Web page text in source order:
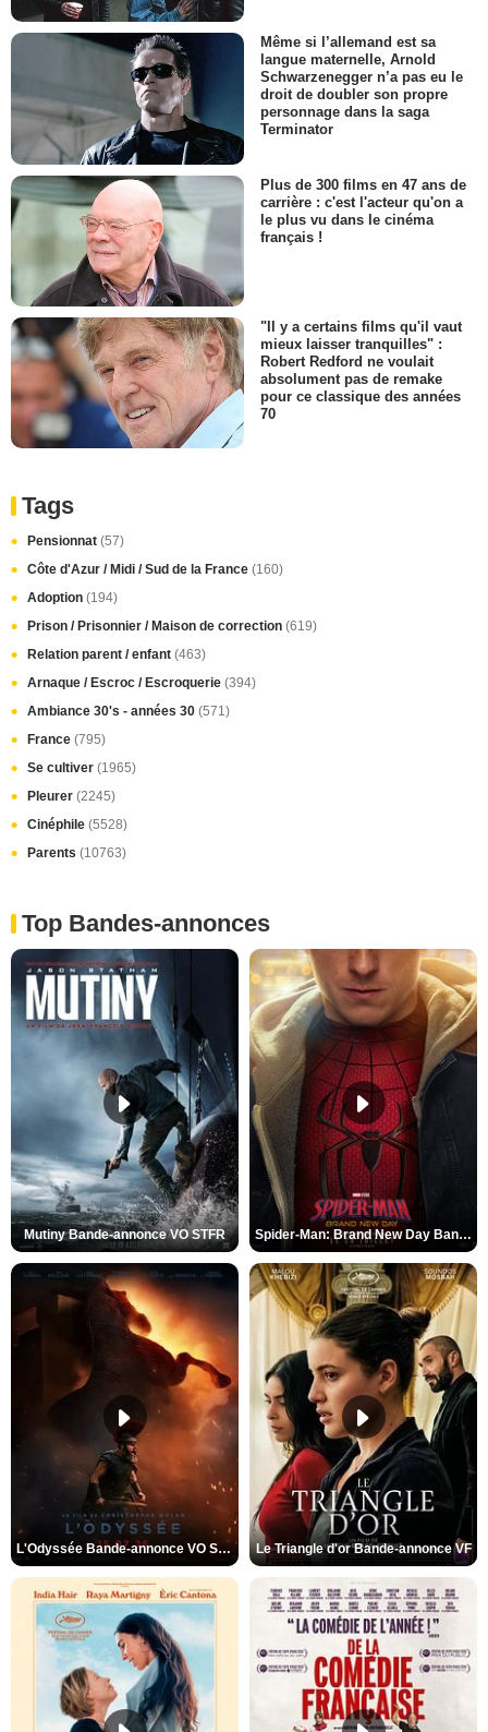
Même si l’allemand est sa
langue maternelle, Arnold
Schwarzenegger n’a pas eu le
droit de doubler son propre
personnage dans la saga
Terminator
Plus de 300 films en 47 ans de
carrière : c'est l'acteur qu'on a
le plus vu dans le cinéma
français !
"Il y a certains films qu'il vaut
mieux laisser tranquilles" :
Robert Redford ne voulait
absolument pas de remake
pour ce classique des années
70
Tags
Pensionnat (57)
Côte d'Azur / Midi / Sud de la France (160)
Adoption (194)
Prison / Prisonnier / Maison de correction (619)
Relation parent / enfant (463)
Arnaque / Escroc / Escroquerie (394)
Ambiance 30's - années 30 (571)
France (795)
Se cultiver (1965)
Pleurer (2245)
Cinéphile (5528)
Parents (10763)
Top Bandes-annonces
Mutiny Bande-annonce VO STFR Spider-Man: Brand New Day Bande-annonce VO STFR
L'Odyssée Bande-annonce VO STFR Le Triangle d'or Bande-annonce VF